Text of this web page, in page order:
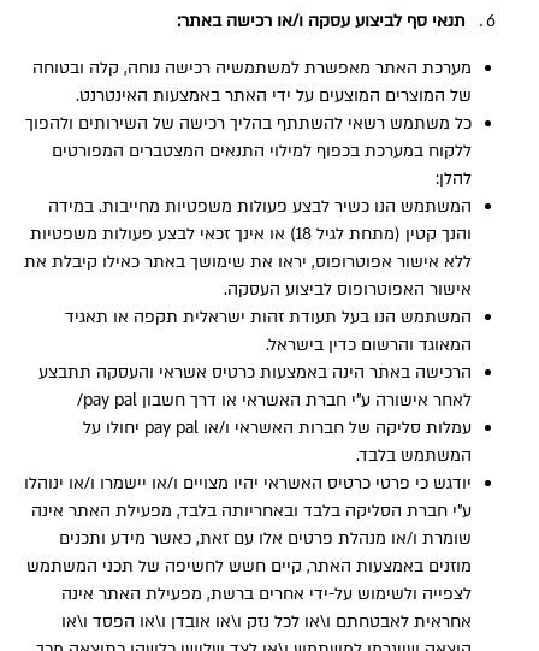
תנאי סף לביצוע עסקה ו/או רכישה באתר:
מערכת האתר מאפשרת למשתמשיה רכישה נוחה, קלה ובטוחה
של המוצרים המוצעים על ידי האתר באמצעות האינטרנט.
כל משתמש רשאי להשתתף בהליך רכישה של השירותים ולהפוך
ללקוח במערכת בכפוף למילוי התנאים המצטברים המפורטים
להלן:
המשתמש הנו כשיר לבצע פעולות משפטיות מחייבות. במידה
והנך קטין (מתחת לגיל 18) או אינך זכאי לבצע פעולות משפטיות
ללא אישור אפוטרופוס, יראו את שימושך באתר כאילו קיבלת את
אישור האפוטרופוס לביצוע העסקה.
המשתמש הנו בעל תעודת זהות ישראלית תקפה או תאגיד
המאוגד והרשום כדין בישראל.
הרכישה באתר הינה באמצעות כרטיס אשראי והעסקה תתבצע
לאחר אישורה ע”י חברת האשראי או דרך חשבון pay pal/
עמלות סליקה של חברות האשראי ו/או pay pal יחולו על
המשתמש בלבד.
יודגש כי פרטי כרטיס האשראי יהיו מצויים ו/או יישמרו ו/או ינוהלו
ע”י חברת הסליקה בלבד ובאחריותה בלבד, מפעילת האתר אינה
שומרת ו/או מנהלת פרטים אלו עם זאת, כאשר מידע ותכנים
מוזנים באמצעות האתר, קיים חשש לחשיפה של תכני המשתמש
לצפייה ולשימוש על-ידי אחרים ברשת, מפעילת האתר אינה
אחראית לאבטחתם ו\או לכל נזק ו\או אובדן ו\או הפסד ו\או